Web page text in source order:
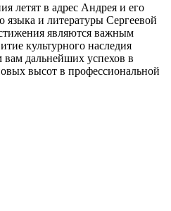
летят в адрес Андрея и его
языка и литературы Сергеевой
являются важным
культурного наследия
дальнейших успехов в
высот в профессиональной